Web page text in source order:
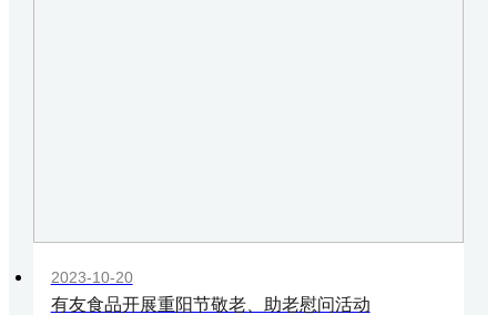
2023-10-20
有友食品开展重阳节敬老、助老慰问活动